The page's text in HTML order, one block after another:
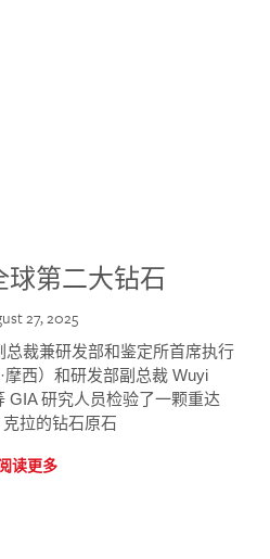
球第二大钻石
27, 2025
总裁兼研发部和鉴定所首席执行
摩西）和研发部副总裁 Wuyi
GIA 研究人员检验了一颗重达
克拉的钻石原石
读更多